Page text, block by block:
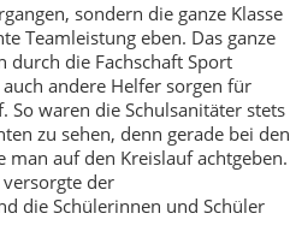
sondern die ganze Klasse
Teamleistung eben. Das ganze
durch die Fachschaft Sport
andere Helfer sorgen für
So waren die Schulsanitäter stets
zu sehen, denn gerade bei den
auf den Kreislauf achtgeben.
der
die Schülerinnen und Schüler